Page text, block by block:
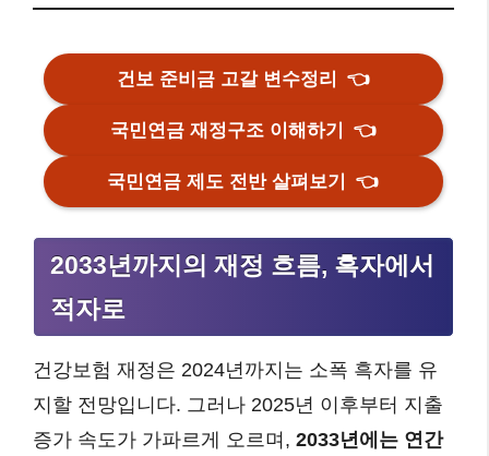
건보 준비금 고갈 변수정리👈
국민연금 재정구조 이해하기👈
국민연금 제도 전반 살펴보기👈
2033년까지의 재정 흐름, 흑자에서
적자로
건강보험 재정은 2024년까지는 소폭 흑자를 유
지할 전망입니다. 그러나 2025년 이후부터 지출
증가 속도가 가파르게 오르며, 2033년에는 연간